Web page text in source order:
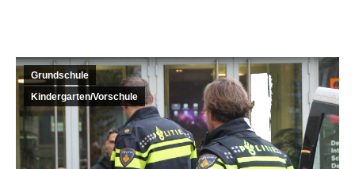
Grundschule
Kindergarten/Vorschule